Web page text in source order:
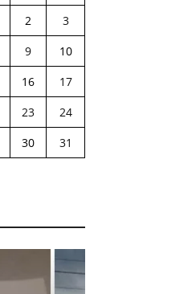
2
3
9
10
16
17
23
24
30
31